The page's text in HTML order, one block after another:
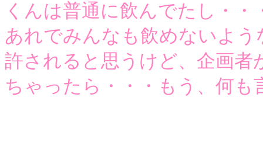
くんは普通に飲んでたし・・
あれでみんなも飲めないよ
許されると思うけど、企画
ちゃったら・・・もう、何も